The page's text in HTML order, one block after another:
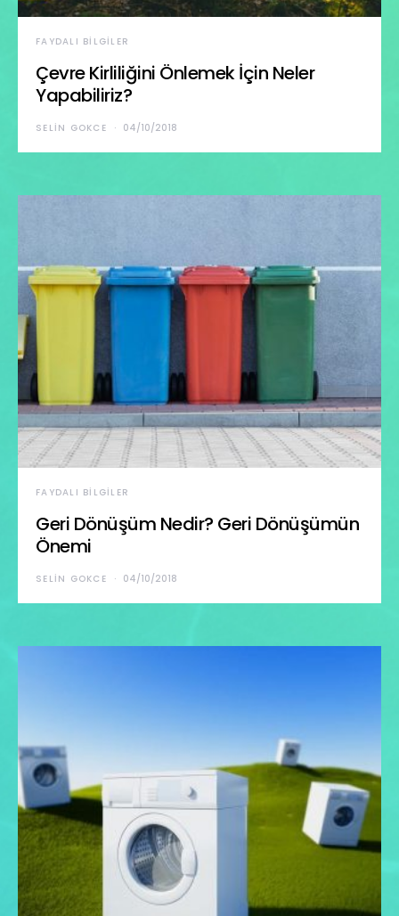
FAYDALI BILGILER
Çevre Kirliliğini Önlemek İçin Neler
Yapabiliriz?
SELIN GOKCE 04/10/2018
FAYDALI BILGILER
Geri Dönüşüm Nedir? Geri Dönüşümün
Önemi
SELIN GOKCE 04/10/2018